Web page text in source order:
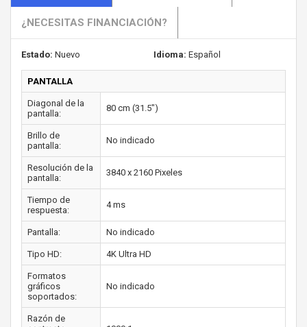
¿NECESITAS FINANCIACIÓN?
Estado: Nuevo Idioma: Español
PANTALLA
Diagonal de la
pantalla:
80 cm (31.5")
Brillo de
pantalla:
No indicado
Resolución de la
pantalla:
3840 x 2160 Pixeles
Tiempo de
respuesta:
4 ms
Pantalla: No indicado
Tipo HD: 4K Ultra HD
Formatos
gráficos
soportados:
No indicado
Razón de